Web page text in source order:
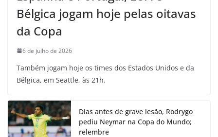
Bélgica jogam hoje pelas oitavas
da Copa
6 de julho de 2026
Também jogam hoje os times dos Estados Unidos e da
Bélgica, em Seattle, às 21h.
Dias antes de grave lesão, Rodrygo
pediu Neymar na Copa do Mundo;
relembre